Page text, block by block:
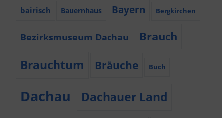
bairisch Bauernhaus Bayern Bergkirchen
Bezirksmuseum Dachau Brauch
Brauchtum Bräuche Buch
Dachau Dachauer Land